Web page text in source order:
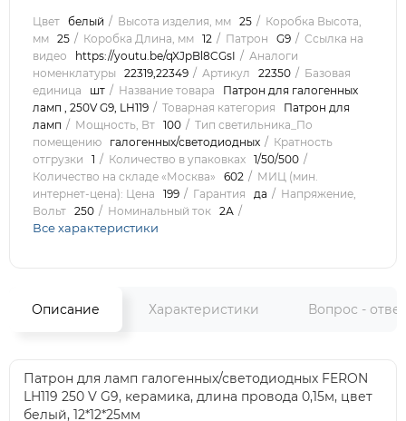
Цвет белый Высота изделия, мм 25
Коробка Высота,
мм 25 Коробка Длина, мм 12 Патрон G9
Ссылка на
видео
https://youtu.be/qXJpBl8CGsI
Аналоги
номенклатуры
22319,22349 Артикул 22350
Базовая
единица
шт Название товара
Патрон для галогенных
ламп , 250V G9, LH119
Товарная категория
Патрон для
ламп
Мощность, Вт 100
Тип светильника_По
помещению
галогенных/светодиодных
Кратность
отгрузки
1 Количество в упаковках 1/50/500
Количество на складе «Москва»
602
МИЦ (мин.
интернет-цена): Цена
199 Гарантия да
Напряжение,
Вольт 250 Номинальный ток 2А
Все характеристики
Описание Характеристики Вопрос -
Патрон для ламп галогенных/светодиодных FERON
LH119 250 V G9, керамика, длина провода 0,15м, цвет
белый, 12*12*25мм